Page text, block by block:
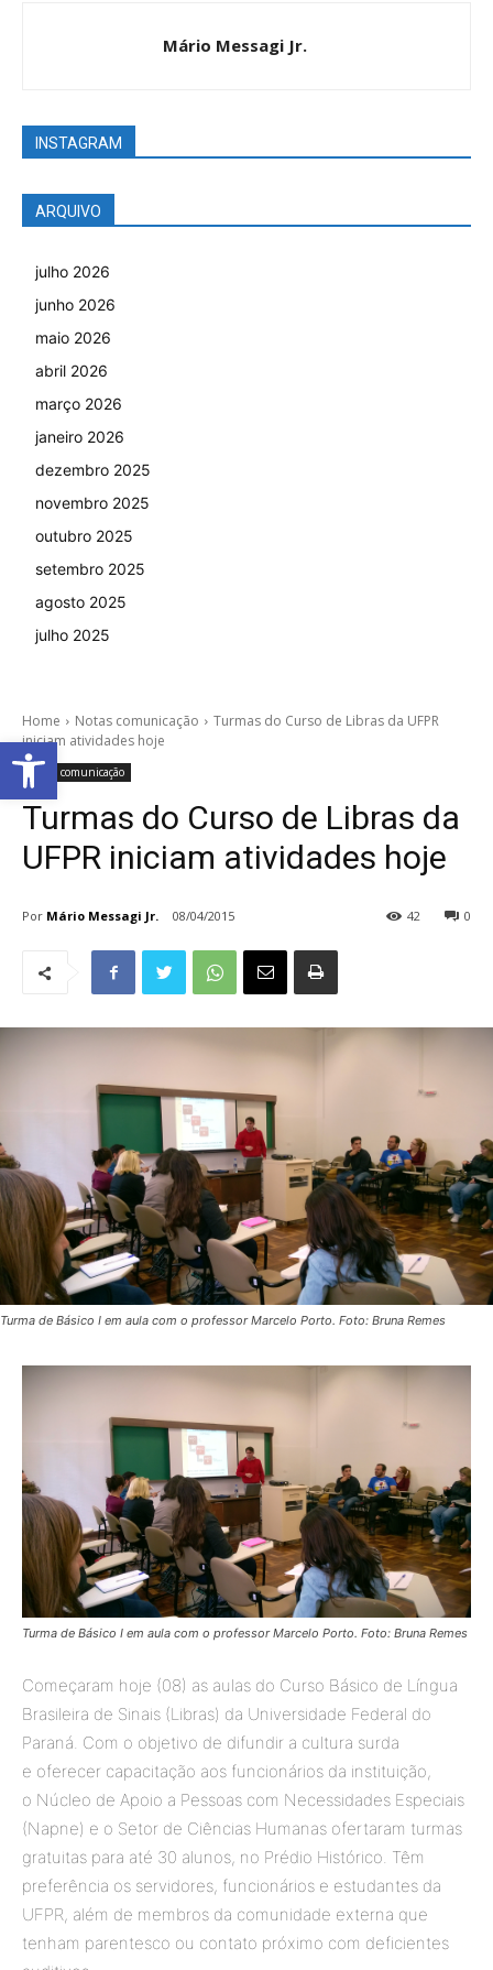
Mário Messagi Jr.
INSTAGRAM
ARQUIVO
julho 2026
junho 2026
maio 2026
abril 2026
março 2026
janeiro 2026
dezembro 2025
novembro 2025
outubro 2025
setembro 2025
agosto 2025
julho 2025